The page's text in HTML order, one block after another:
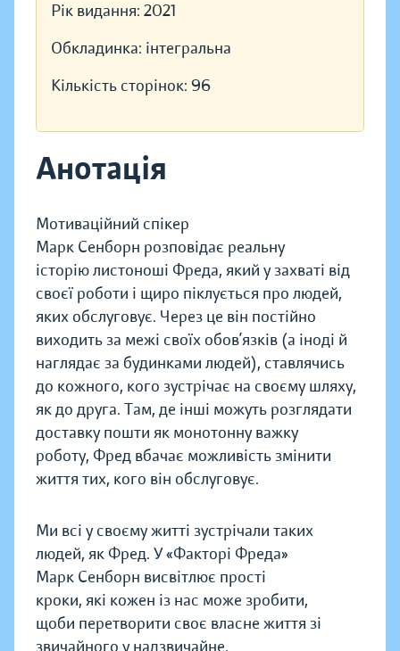
Рік видання: 2021
Обкладинка: інтегральна
Кількість сторінок: 96
Анотація
Мотиваційний спікер
Марк Сенборн розповідає реальну
історію листоноші Фреда, який у захваті від
своєї роботи і щиро піклується про людей,
яких обслуговує. Через це він постійно
виходить за межі своїх обов’язків (а іноді й
наглядає за будинками людей), ставлячись
до кожного, кого зустрічає на своєму шляху,
як до друга. Там, де інші можуть розглядати
доставку пошти як монотонну важку
роботу, Фред вбачає можливість змінити
життя тих, кого він обслуговує.
Ми всі у своєму житті зустрічали таких
людей, як Фред. У «Факторі Фреда»
Марк Сенборн висвітлює прості
кроки, які кожен із нас може зробити,
щоби перетворити своє власне життя зі
звичайного у надзвичайне.